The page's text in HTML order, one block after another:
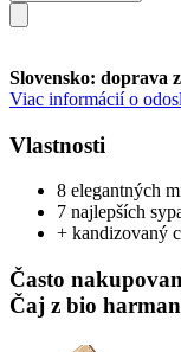
Slovensko: doprava
Viac informácií o
Vlastnosti
8 elegantných
7 najlepších
+ kandizovaný
Často
Čaj z bio